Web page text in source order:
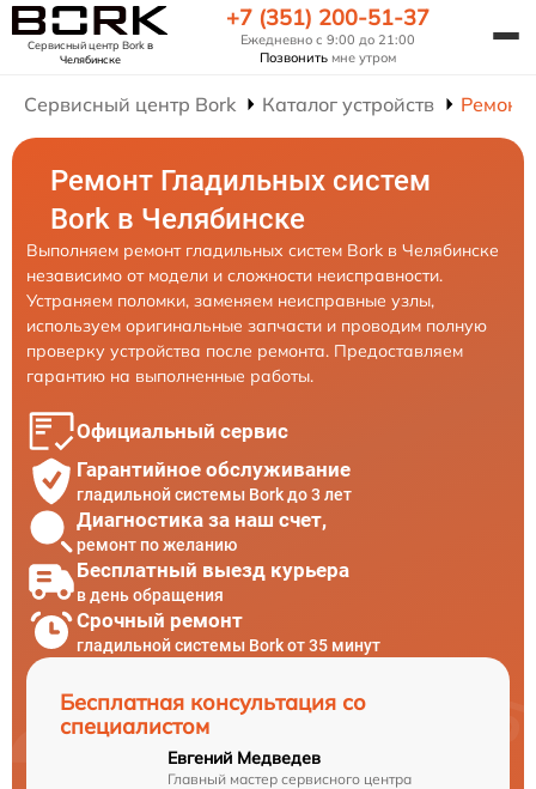
Сервисный центр Borkв
Челябинске
+7 (351) 200-51-37
Ежедневно с 9:00 до 21:00
Позвонить мне утром
Сервисный центр Bork Каталог устройств Ремонт
Ремонт Гладильных систем
Bork в Челябинске
Выполняем ремонт гладильных систем Bork в Челябинске
независимо от модели и сложности неисправности.
Устраняем поломки, заменяем неисправные узлы,
используем оригинальные запчасти и проводим полную
проверку устройства после ремонта. Предоставляем
гарантию на выполненные работы.
Официальный сервис
Гарантийное обслуживание
гладильной системы Bork до 3 лет
Диагностика за наш счет,
ремонт по желанию
Бесплатный выезд курьера
в день обращения
Срочный ремонт
гладильной системы Bork от 35 минут
Бесплатная консультация со
специалистом
Евгений Медведев
Главный мастер сервисного центра